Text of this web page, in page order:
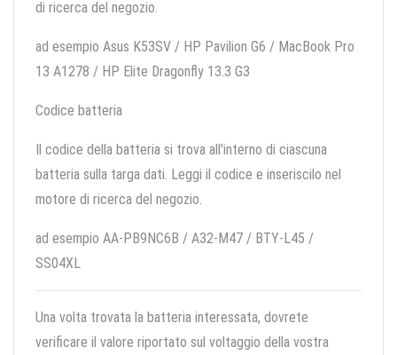
di ricerca del negozio.
ad esempio Asus K53SV / HP Pavilion G6 / MacBook Pro
13 A1278 / HP Elite Dragonfly 13.3 G3
Codice batteria
Il codice della batteria si trova all'interno di ciascuna
batteria sulla targa dati. Leggi il codice e inseriscilo nel
motore di ricerca del negozio.
ad esempio AA-PB9NC6B / A32-M47 / BTY-L45 /
SS04XL
Una volta trovata la batteria interessata, dovrete
verificare il valore riportato sul voltaggio della vostra